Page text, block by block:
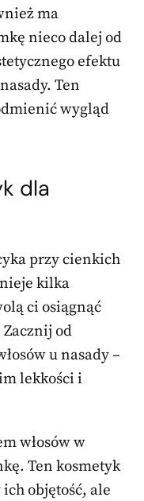
ma
nieco dalej od
efektu
Ten
wygląd
dla
przy cienkich
kilka
ci osiągnąć
od
u nasady –
lekkości i
włosów w
Ten kosmetyk
objętość, ale